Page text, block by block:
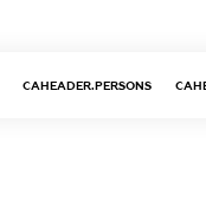
CAHEADER.PERSONS